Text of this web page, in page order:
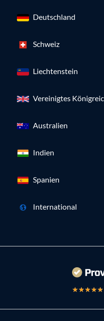
Deutschland
Schweiz
Liechtenstein
Vereinigtes
Australien
Indien
Spanien
International